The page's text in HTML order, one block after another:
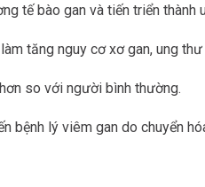
tế bào gan và tiến triển thành
tăng nguy cơ xơ gan, ung thư
so với người bình thường.
lý viêm gan do chuyển